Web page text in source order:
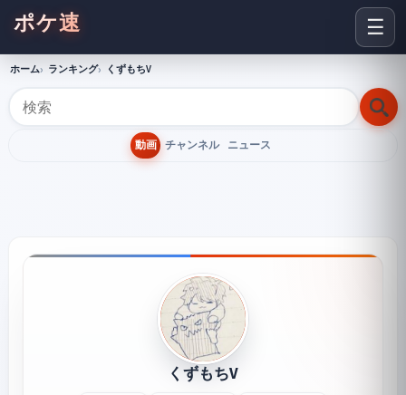
☰
ポケ速
ホーム ランキング くずもちV
動画 チャンネル ニュース
くずもちV